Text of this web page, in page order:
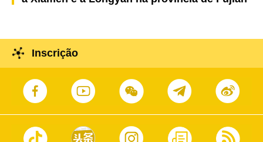
Inscrição